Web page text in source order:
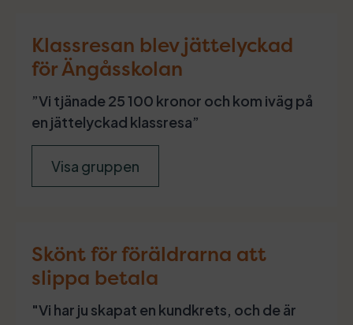
Klassresan blev jättelyckad
för Ängåsskolan
”Vi tjänade 25 100 kronor och kom iväg på
en jättelyckad klassresa”
Visa gruppen
Skönt för föräldrarna att
slippa betala
"Vi har ju skapat en kundkrets, och de är